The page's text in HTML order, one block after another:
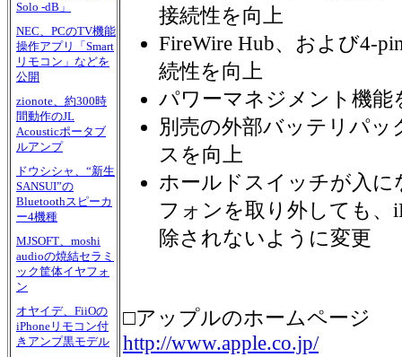
Solo -dB」
NEC、PCのTV機能
操作アプリ「Smart
リモコン」などを
公開
zionote、約300時
間動作のJL
Acousticポータブ
ルアンプ
ドウシシャ、“新生
SANSUI”の
Bluetoothスピーカ
ー4機種
MJSOFT、moshi
audioの焼結セラミ
ック筐体イヤフォ
ン
オヤイデ、FiiOの
iPhoneリモコン付
きアンプ黒モデル
接続性を向上
FireWire Hub、および4-
続性を向上
パワーマネジメント機能
別売の外部バッテリパ
スを向上
ホールドスイッチが入
フォンを取り外しても、
除されないように変更
□アップルのホームページ
http://www.apple.co.jp/